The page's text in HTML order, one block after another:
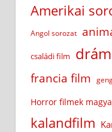
Amerikai
Angol sorozat
családi film
francia film
Horror filmek
kalandfilm